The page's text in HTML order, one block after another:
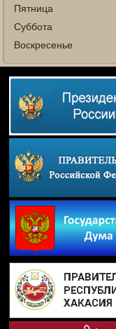
Пятница
Суббота
Воскресенье